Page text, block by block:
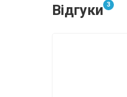
Відгуки 3